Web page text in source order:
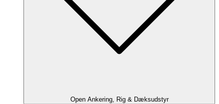
Open Ankering, Rig & Dæksudstyr